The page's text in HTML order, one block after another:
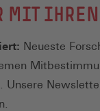
MIT
Neueste
Unsere